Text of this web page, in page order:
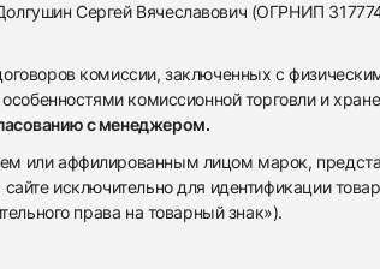
Сергей Вячеславович (ОГРНИП
комиссии, заключенных с
комиссионной торговли и
с менеджером.
или аффилированным лицом марок,
исключительно для идентификации
права на товарный знак»).